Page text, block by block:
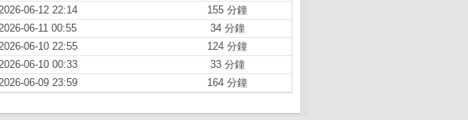
06-12 22:14
155 分鐘
06-11 00:55
34 分鐘
06-10 22:55
124 分鐘
06-10 00:33
33 分鐘
06-09 23:59 164 分鐘